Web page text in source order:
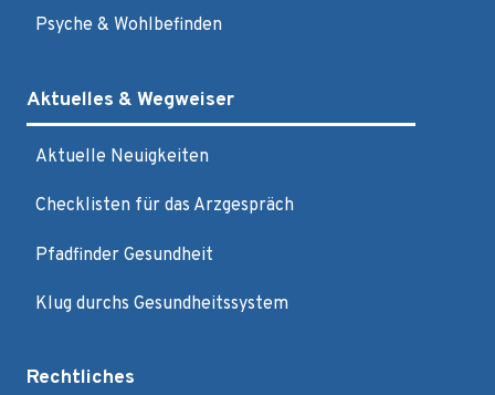
Psyche & Wohlbefinden
Aktuelles & Wegweiser
Aktuelle Neuigkeiten
Checklisten für das Arzgespräch
Pfadfinder Gesundheit
Klug durchs Gesundheitssystem
Rechtliches